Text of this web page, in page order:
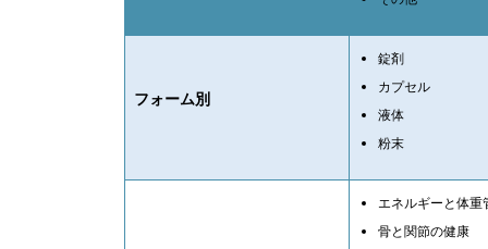
フォーム別
錠剤
カプセル
液体
粉末
エネルギーと体重
骨と関節の健康